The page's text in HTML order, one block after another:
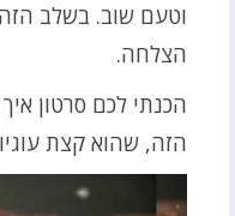
וטעם שוב. בשלב
הצלחה.
הכנתי לכם סרטון
הזה, שהוא קצת